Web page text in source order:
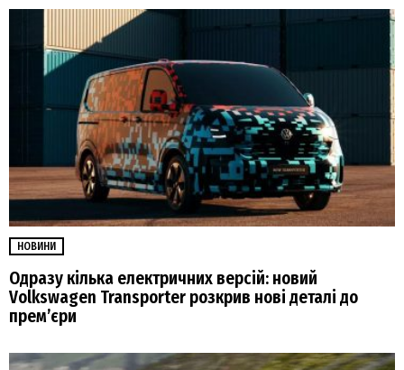
НОВИНИ
Одразу кілька електричних версій: новий
Volkswagen Transporter розкрив нові деталі до
прем’єри